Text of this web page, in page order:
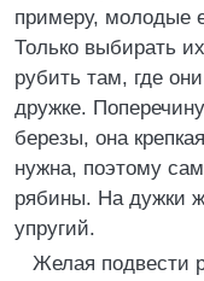
примеру, молодые
Только выбирать
рубить там, где
дружке.
березы, она
нужна, поэтому
рябины. На дужки
упругий.
Желая подвести